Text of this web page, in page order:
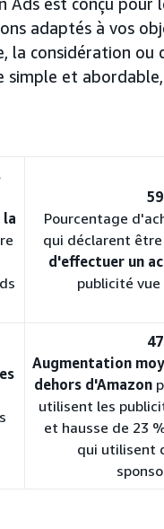
adaptés à vos
la considération ou
simple et
la
Pourcentage
qui déclarent être
d'effectuer un
publicité vue
Augmentation
dehors d'Amazon
utilisent les
et hausse de 23
qui utilisent